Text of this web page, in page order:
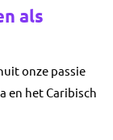
als
onze passie
en het Caribisch